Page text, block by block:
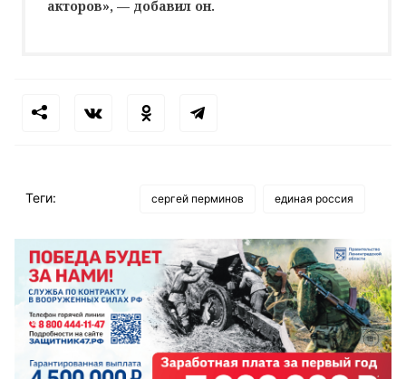
акторов», — добавил он.
Теги: сергей перминов единая россия